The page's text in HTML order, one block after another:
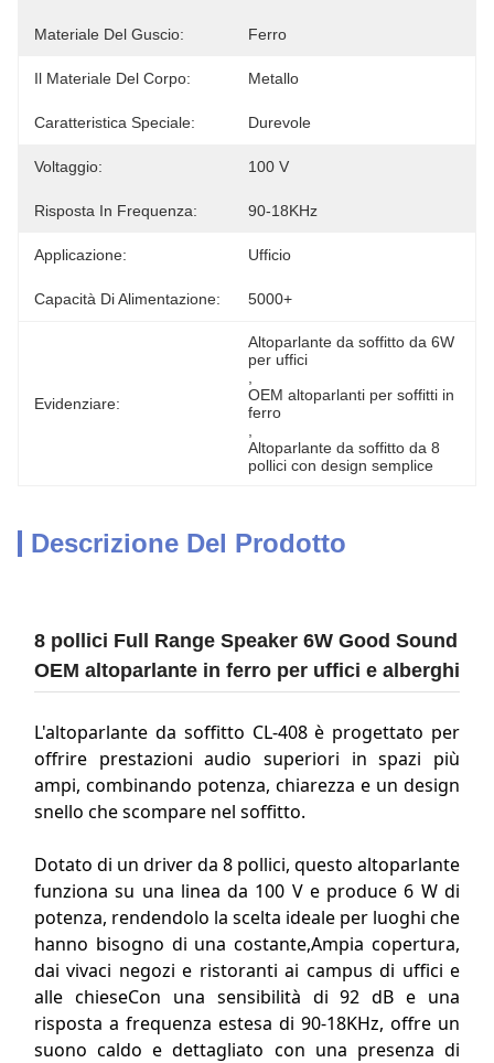
Materiale Del Guscio: Ferro
Il Materiale Del Corpo: Metallo
Caratteristica Speciale: Durevole
Voltaggio: 100 V
Risposta In Frequenza: 90-18KHz
Applicazione: Ufficio
Capacità Di Alimentazione: 5000+
Evidenziare:
Altoparlante da soffitto da 6W
per uffici
OEM altoparlanti per soffitti in
ferro
Altoparlante da soffitto da 8
pollici con design semplice
Descrizione Del Prodotto
8 pollici Full Range Speaker 6W Good Sound
OEM altoparlante in ferro per uffici e alberghi
L'altoparlante da soffitto CL-408 è progettato per
offrire prestazioni audio superiori in spazi più
ampi, combinando potenza, chiarezza e un design
snello che scompare nel soffitto.
Dotato di un driver da 8 pollici, questo altoparlante
funziona su una linea da 100 V e produce 6 W di
potenza, rendendolo la scelta ideale per luoghi che
hanno bisogno di una costante,Ampia copertura,
dai vivaci negozi e ristoranti ai campus di uffici e
alle chieseCon una sensibilità di 92 dB e una
risposta a frequenza estesa di 90-18KHz, offre un
suono caldo e dettagliato con una presenza di